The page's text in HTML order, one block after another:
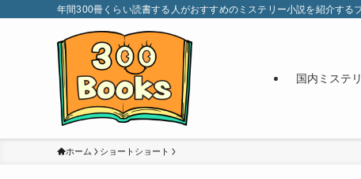
年間300冊くらい読書する人がおすすめのミステリー小説を紹介する
国内ミステ
ホーム ショートショート